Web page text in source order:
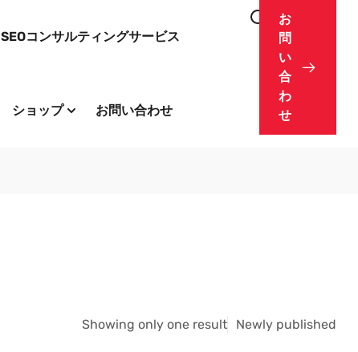
SEOコンサルティングサービス
ショップ お問い合わせ
お
問
い
合
わ
せ
Showing only one result